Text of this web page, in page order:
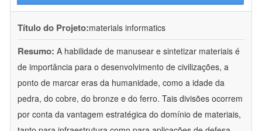
Título do Projeto:materials informatics
Resumo: A habilidade de manusear e sintetizar materiais é
de importância para o desenvolvimento de civilizações, a
ponto de marcar eras da humanidade, como a idade da
pedra, do cobre, do bronze e do ferro. Tais divisões ocorrem
por conta da vantagem estratégica do domínio de materiais,